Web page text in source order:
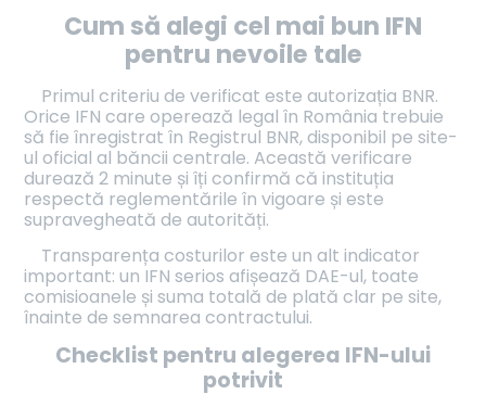
Cum să alegi cel mai bun IFN
pentru nevoile tale
Primul criteriu de verificat este autorizația BNR.
Orice IFN care operează legal în România trebuie
să fie înregistrat în Registrul BNR, disponibil pe site-
ul oficial al băncii centrale. Această verificare
durează 2 minute și îți confirmă că instituția
respectă reglementările în vigoare și este
supravegheată de autorități.
Transparența costurilor este un alt indicator
important: un IFN serios afișează DAE-ul, toate
comisioanele și suma totală de plată clar pe site,
înainte de semnarea contractului.
Checklist pentru alegerea IFN-ului
potrivit